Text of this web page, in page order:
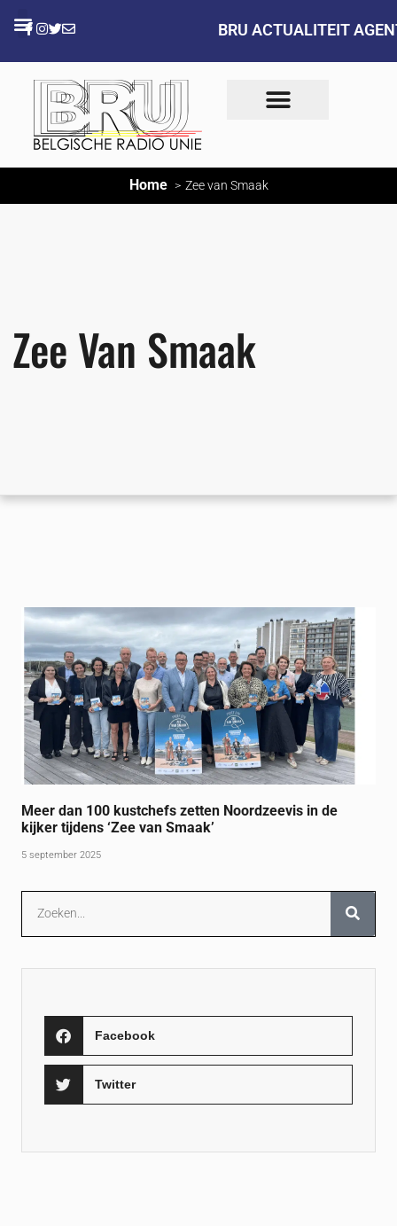
BRU ACTUALITEIT
Home Zee van Smaak
Zee Van Smaak
Meer dan 100 kustchefs zetten Noordzeevis in de
kijker tijdens ‘Zee van Smaak’
5 september 2025
Facebook
Twitter